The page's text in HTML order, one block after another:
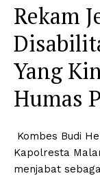
Rekam
Yang
Humas
Kombes Budi
Kapolresta
menjabat